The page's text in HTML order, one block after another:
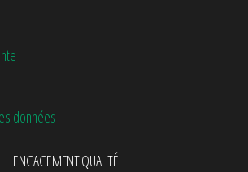
données
ENGAGEMENT QUALITÉ